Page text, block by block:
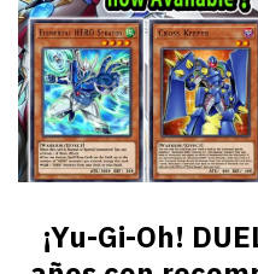
¡Yu-Gi-Oh!